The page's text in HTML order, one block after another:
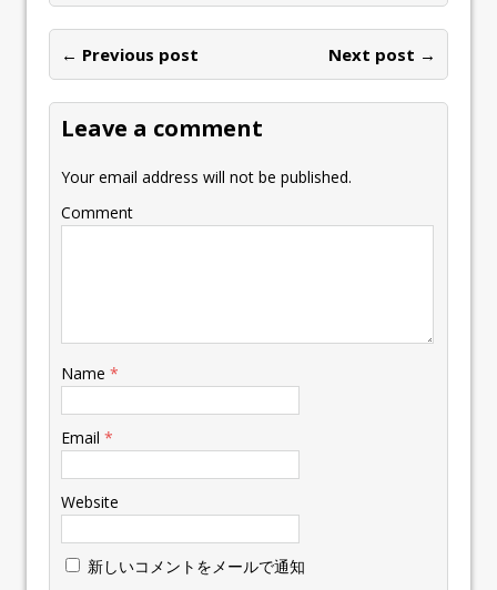
← Previous post Next post →
Leave a comment
Your email address will not be published.
Comment
Name *
Email *
Website
新しいコメントをメールで通知